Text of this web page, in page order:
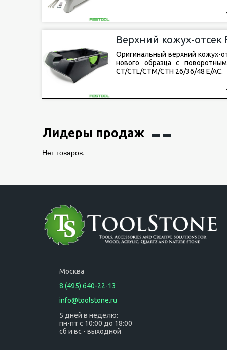
Верхний кожух-отсек
E/AC
Оригинальный верхний кожух-
нового образца с
CT/CTL/CTM/CTH 26/36/48 E/AC.
Лидеры продаж
Нет товаров.
Москва
8 (495) 640-22-13
info@toolstone.ru
5 дней в неделю:
пн-пт с 10:00 до 18:00
сб и вс - выходной